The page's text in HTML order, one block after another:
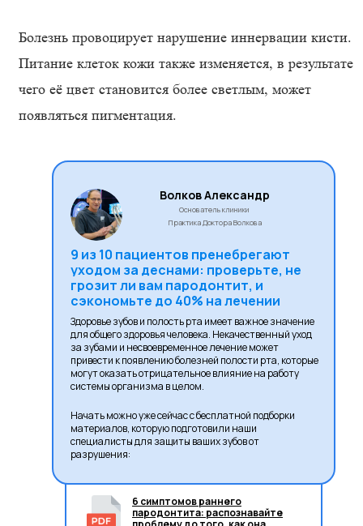
Болезнь провоцирует нарушение иннервации кисти.
Питание клеток кожи также изменяется, в результате
чего её цвет становится более светлым, может
появляться пигментация.
Волков Александр
Основатель клиники
Практика Доктора Волкова
9 из 10 пациентов пренебрегают
уходом за деснами: проверьте, не
грозит ли вам пародонтит, и
сэкономьте до 40% на лечении
Здоровье зубов и полость рта имеет важное значение
для общего здоровья человека. Некачественный уход
за зубами и несвоевременное лечение может
привести к появлению болезней полости рта, которые
могут оказать отрицательное влияние на работу
системы организма в целом.
Начать можно уже сейчас с бесплатной подборки
материалов, которую подготовили наши
специалисты для защиты ваших зубов от
разрушения:
6 симптомов раннего
пародонтита: распознавайте